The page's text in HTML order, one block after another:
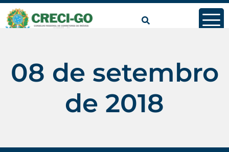
conteúdo
08 de setembro
de 2018